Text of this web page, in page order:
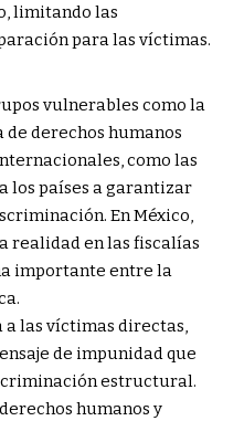
limitando las
para las víctimas.
vulnerables como la
de derechos humanos
como las
los países a garantizar
En México,
realidad en las fiscalías
importante entre la
a las víctimas directas,
de impunidad que
estructural.
humanos y